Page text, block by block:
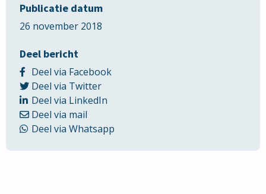
Publicatie datum
26 november 2018
Deel bericht
Deel via FacebookDelen
Deel via TwitterDelen
via
Deel via LinkedIn
LinkedIn
Deel via mail
via
Deel via Whatsapp